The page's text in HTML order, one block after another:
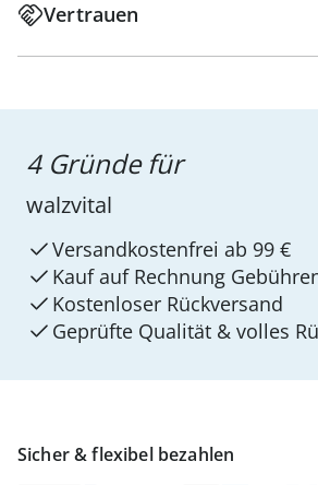
Vertrauen
Sicher & flexibel bezahlen
4 Gründe für
walzvital
Versandkostenfrei ab 99 €
Kauf auf Rechnung
Kostenloser Rückversand
Geprüfte Qualität & volles